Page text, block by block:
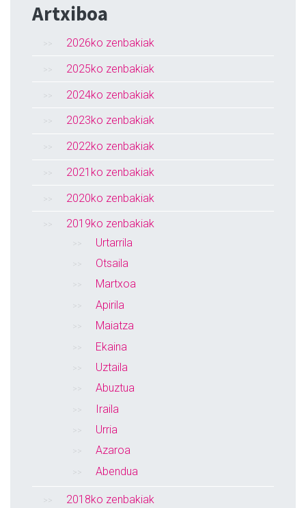
Artxiboa
2026ko zenbakiak
2025ko zenbakiak
2024ko zenbakiak
2023ko zenbakiak
2022ko zenbakiak
2021ko zenbakiak
2020ko zenbakiak
2019ko zenbakiak
Urtarrila
Otsaila
Martxoa
Apirila
Maiatza
Ekaina
Uztaila
Abuztua
Iraila
Urria
Azaroa
Abendua
2018ko zenbakiak